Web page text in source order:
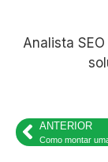
Analista
ANTERIOR